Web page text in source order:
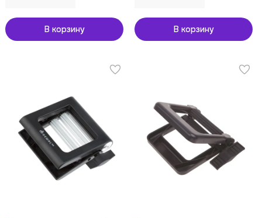
В корзину В корзину